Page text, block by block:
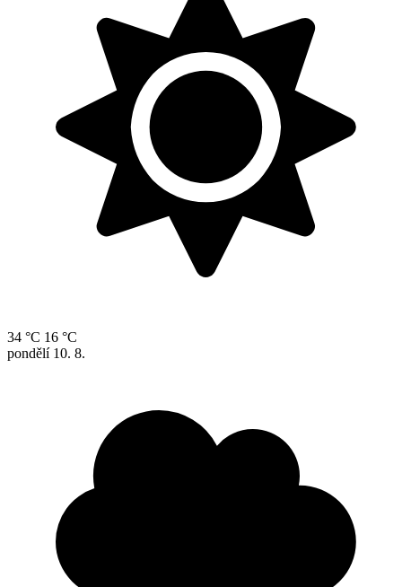
34 °C 16 °C
pondělí 10. 8.